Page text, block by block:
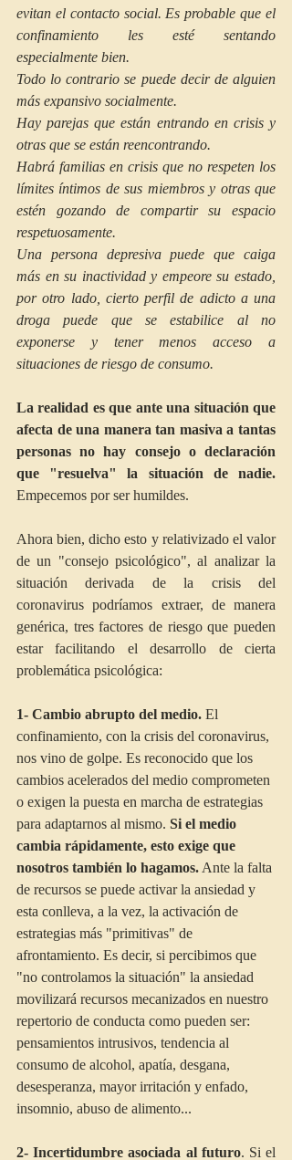
evitan el contacto social. Es probable que el
confinamiento les esté sentando
especialmente bien.
Todo lo contrario se puede decir de alguien
más expansivo socialmente.
Hay parejas que están entrando en crisis y
otras que se están reencontrando.
Habrá familias en crisis que no respeten los
límites íntimos de sus miembros y otras que
estén gozando de compartir su espacio
respetuosamente.
Una persona depresiva puede que caiga
más en su inactividad y empeore su estado,
por otro lado, cierto perfil de adicto a una
droga puede que se estabilice al no
exponerse y tener menos acceso a
situaciones de riesgo de consumo.
La realidad es que ante una situación que
afecta de una manera tan masiva a tantas
personas no hay consejo o declaración
que "resuelva" la situación de nadie.
Empecemos por ser humildes.
Ahora bien, dicho esto y relativizado el valor
de un "consejo psicológico", al analizar la
situación derivada de la crisis del
coronavirus podríamos extraer, de manera
genérica, tres factores de riesgo que pueden
estar facilitando el desarrollo de cierta
problemática psicológica:
1- Cambio abrupto del medio. El
confinamiento, con la crisis del coronavirus,
nos vino de golpe. Es reconocido que los
cambios acelerados del medio comprometen
o exigen la puesta en marcha de estrategias
para adaptarnos al mismo. Si el medio
cambia rápidamente, esto exige que
nosotros también lo hagamos. Ante la falta
de recursos se puede activar la ansiedad y
esta conlleva, a la vez, la activación de
estrategias más "primitivas" de
afrontamiento. Es decir, si percibimos que
"no controlamos la situación" la ansiedad
movilizará recursos mecanizados en nuestro
repertorio de conducta como pueden ser:
pensamientos intrusivos, tendencia al
consumo de alcohol, apatía, desgana,
desesperanza, mayor irritación y enfado,
insomnio, abuso de alimento...
2- Incertidumbre asociada al futuro. Si el